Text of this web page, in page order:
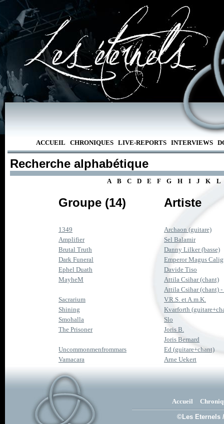
ACCUEIL CHRONIQUES LIVE-REPORTS INTERVIEWS
Recherche alphabétique
A B C D E F G H I J K L
Groupe (14) Artiste
1349
Archaon (guitare)
Amplifier
Sel Balamir
Brutal Truth
Danny Lilker (basse)
Dark Funeral
Emperor Magus
Ephel Duath
Davide Tiso
MayheM
Attila Csihar (chant)
Attila Csihar (chant) -
Sacrarium
V.R.S. et A.m.K.
Shining
Kvarforth
Smohalla
Slo
The Prisoner
Joris B.
Joris Bernard
Uncommonmenfrommars
Ed (guitare+chant)
Vamacara
Arne Uekert
Accueil
©Les Eternels